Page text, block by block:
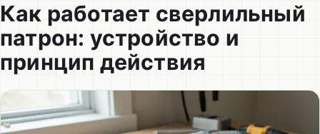
Как работает сверлильный
патрон: устройство и
принцип действия